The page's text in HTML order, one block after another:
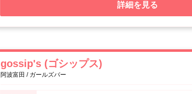
詳細を見る
gossip's (ゴシップス)
阿波富田 / ガールズバー